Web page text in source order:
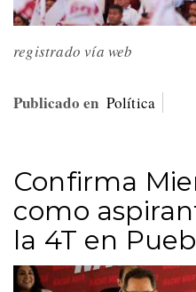
registrado vía web
Publicado en Política
Confirma
como
la 4T en